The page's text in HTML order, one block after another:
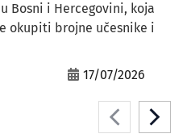
Bosni i Hercegovini, koja
okupiti brojne učesnike i
17/07/2026